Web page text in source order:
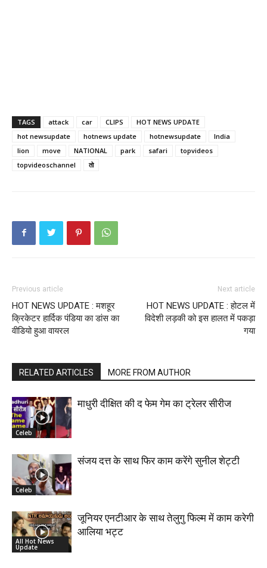
TAGS attack car CLIPS
HOT NEWS UPDATE
hot newsupdate
hotnews update hotnewsupdate
India
lion
move NATIONAL park safari
topvideos
topvideoschannel
तो
Previous article
HOT NEWS UPDATE : मशहूर
क्रिकेटर हार्दिक पंडिया का डांस का
वीडियो हुआ वायरल
Next article
HOT NEWS UPDATE : होटल में
विदेशी लड़की को इस हालत में पकड़ा
गया
RELATED ARTICLES MORE FROM AUTHOR
Celeb
माधुरी दीक्षित की द फेम गेम का ट्रेलर सीरीज
Celeb
संजय दत्त के साथ फिर काम करेंगे सुनील शेट्टी
All Hot News
Update
जूनियर एनटीआर के साथ तेलुगु फिल्म में काम करेगी
आलिया भट्ट